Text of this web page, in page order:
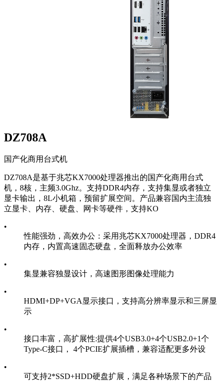
DZ708A
国产化商用台式机
DZ708A是基于兆芯KX7000处理器推出的国产化商用台式
机，8核，主频3.0Ghz。支持DDR4内存，支持集显或者独立
显卡输出，8L小机箱，预留扩展空间。产品兼容国内主流独
立显卡、内存、硬盘、网卡等硬件，支持KO
•
性能强劲，高效办公：采用兆芯KX7000处理器，DDR4
内存，内置高速固态硬盘，全面释放办公效率
•
集显兼容独显设计，高速图形图像处理能力
•
HDMI+DP+VGA显示接口，支持高分辨率显示和三屏显
示
•
接口丰富，高扩展性:提供4个USB3.0+4个USB2.0+1个
Type-C接口， 4个PCIE扩展插槽，兼容适配更多外设
•
可支持2*SSD+HDD硬盘扩展，满足各种场景下的产品